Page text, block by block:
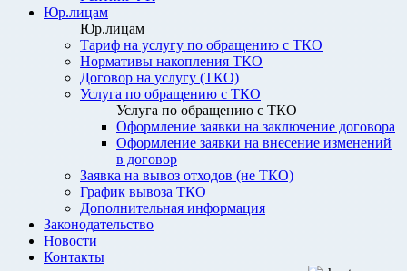
Юр.лицам
Юр.лицам
Тариф на услугу по обращению с ТКО
Нормативы накопления ТКО
Договор на услугу (ТКО)
Услуга по обращению с ТКО
Услуга по обращению с ТКО
Оформление заявки на заключение договора
Оформление заявки на внесение изменений
в договор
Заявка на вывоз отходов (не ТКО)
График вывоза ТКО
Дополнительная информация
Законодательство
Новости
Контакты